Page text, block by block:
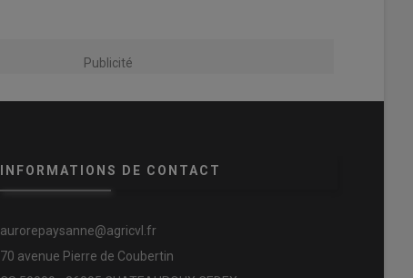
Publicité
INFORMATIONS DE CONTACT
aurorepaysanne@agricvl.fr
70 avenue Pierre de Coubertin